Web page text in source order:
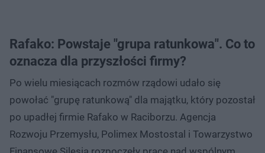
Rafako: Powstaje "grupa ratunkowa". Co to
oznacza dla przyszłości firmy?
Po wielu miesiącach rozmów rządowi udało się
powołać "grupę ratunkową" dla majątku, który pozostał
po upadłej firmie Rafako w Raciborzu. Agencja
Rozwoju Przemysłu, Polimex Mostostal i Towarzystwo